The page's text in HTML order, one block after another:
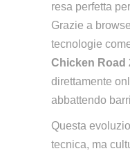
resa perfetta
Grazie a
tecnologie
Chicken Road
direttamente
abbattendo
Questa
tecnica, ma